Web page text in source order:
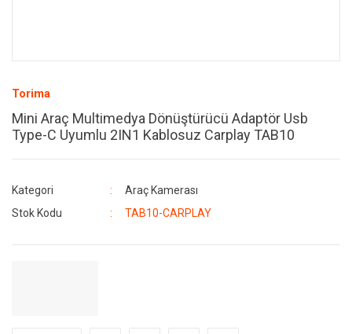
Torima
Mini Araç Multimedya Dönüştürücü Adaptör Usb
Type-C Uyumlu 2IN1 Kablosuz Carplay TAB10
Kategori
Araç Kamerası
Stok Kodu
TAB10-CARPLAY